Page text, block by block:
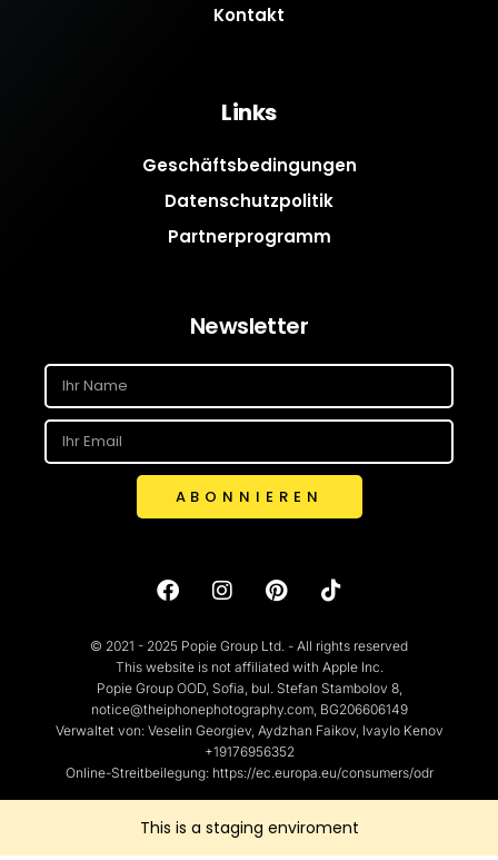
Kontakt
Links
Geschäftsbedingungen
Datenschutzpolitik
Partnerprogramm
Newsletter
ABONNIEREN
© 2021 - 2025 Popie Group Ltd. - All rights reserved
This website is not affiliated with Apple Inc.
Popie Group OOD, Sofia, bul. Stefan Stambolov 8,
notice@theiphonephotography.com, BG206606149
Verwaltet von: Veselin Georgiev, Aydzhan Faikov, Ivaylo Kenov
+19176956352
Online-Streitbeilegung: https://ec.europa.eu/consumers/odr
This is a staging enviroment